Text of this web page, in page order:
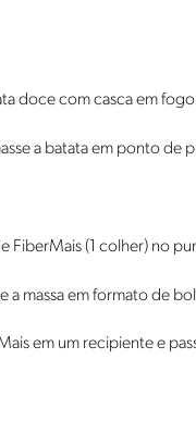
doce com casca em
a batata em ponto de
FiberMais (1 colher) no
massa em formato de
em um recipiente e